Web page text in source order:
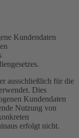
Kundendaten
ausschließlich für die
Dies
Kundendaten
Nutzung von
erfolgt nicht.